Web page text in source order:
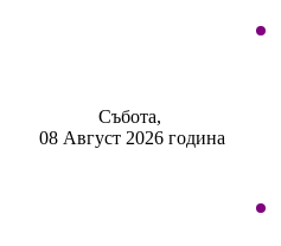
Събота,
08 Август 2026 година